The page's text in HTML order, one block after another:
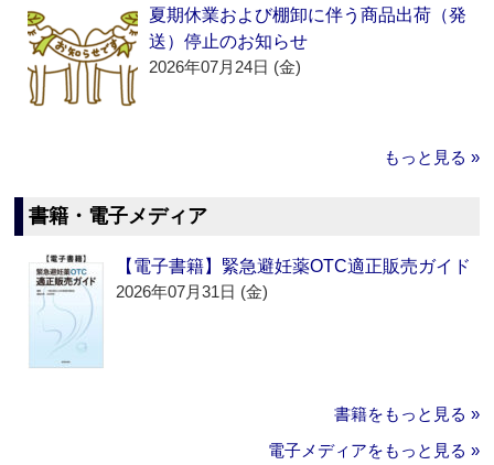
夏期休業および棚卸に伴う商品出荷（発
送）停止のお知らせ
2026年07月24日 (金)
もっと見る »
書籍・電子メディア
【電子書籍】緊急避妊薬OTC適正販売ガイド
2026年07月31日 (金)
書籍をもっと見る »
電子メディアをもっと見る »